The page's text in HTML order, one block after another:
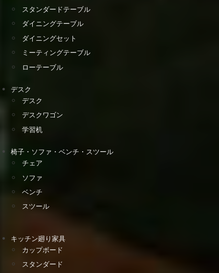
スタンダードテーブル
ダイニングテーブル
ダイニングセット
ミーティングテーブル
ローテーブル
デスク
デスク
デスクワゴン
学習机
椅子・ソファ・ベンチ・スツール
チェア
ソファ
ベンチ
スツール
キッチン廻り家具
カップボード
スタンダード